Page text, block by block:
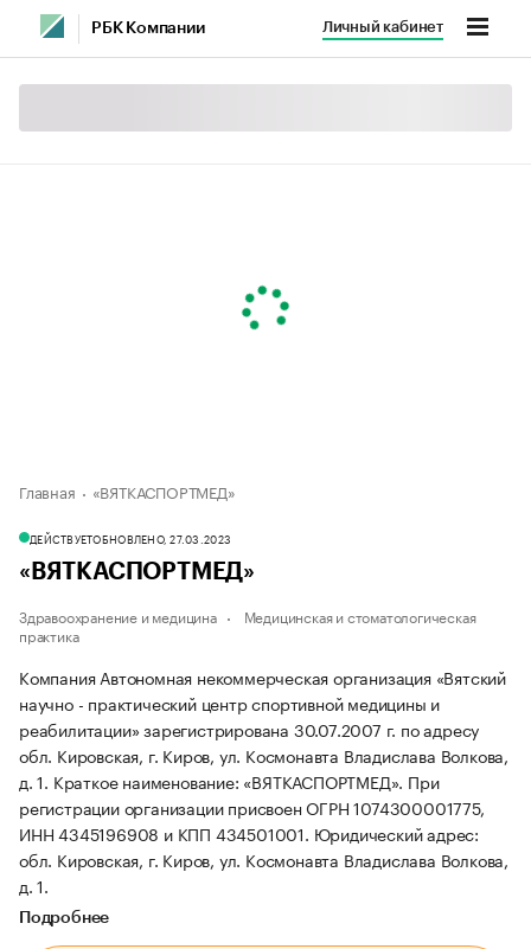
РБК Компании Личный кабинет
Главная «ВЯТКАСПОРТМЕД»
ДЕЙСТВУЕТОБНОВЛЕНО, 27.03.2023
«ВЯТКАСПОРТМЕД»
Здравоохранение и медицина
Медицинская и стоматологическая
практика
Компания Автономная некоммерческая организация «Вятский
научно - практический центр спортивной медицины и
реабилитации» зарегистрирована 30.07.2007 г. по адресу
обл. Кировская, г. Киров, ул. Космонавта Владислава Волкова,
д. 1. Краткое наименование: «ВЯТКАСПОРТМЕД». При
регистрации организации присвоен ОГРН 1074300001775,
ИНН 4345196908 и КПП 434501001. Юридический адрес:
обл. Кировская, г. Киров, ул. Космонавта Владислава Волкова,
д. 1.
Подробнее